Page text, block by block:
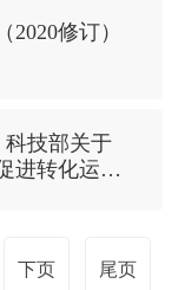
修订）
技部关于
进转化运用
下页 尾页